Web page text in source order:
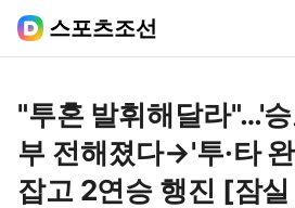
스포츠조선
"투혼 발휘해달라"…'
부 전해졌다→'투·타
잡고 2연승 행진 [잠